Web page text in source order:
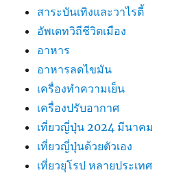
สาระบันเทิงและวาไรตี้
อัพเดทวิถีชีวิตเมือง
อาหาร
อาหารลดไขมัน
เครื่องทำความเย็น
เครื่องปรับอากาศ
เที่ยวญี่ปุ่น 2024 มีนาคม
เที่ยวญี่ปุ่นด้วยตัวเอง
เที่ยวยุโรป หลายประเทศ